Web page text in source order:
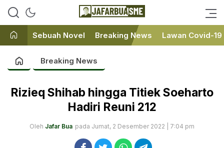
JafarBua
Ini bukan Media Online, Ini
Sebuah Novel Breaking News Lawan Covid-19
Breaking News
Rizieq Shihab hingga Titiek Soeharto
Hadiri Reuni 212
Oleh Jafar Bua pada Jumat, 2 Desember 2022 | 7:04 pm